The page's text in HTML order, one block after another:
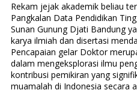
Rekam jejak akademik beliau
Pangkalan Data Pendidikan
Sunan Gunung Djati Bandung
karya ilmiah dan disertasi
Pencapaian gelar Doktor
dalam mengeksplorasi ilmu
kontribusi pemikiran yang
muamalah di Indonesia secara